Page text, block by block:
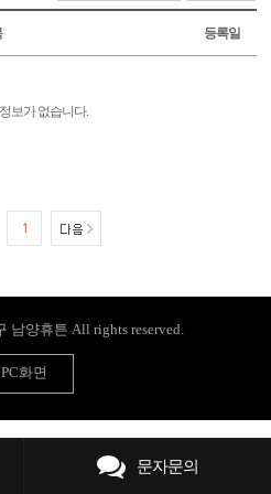
등록일
보가 없습니다.
1
문자문의
남양휴튼 All rights reserved.
PC화면